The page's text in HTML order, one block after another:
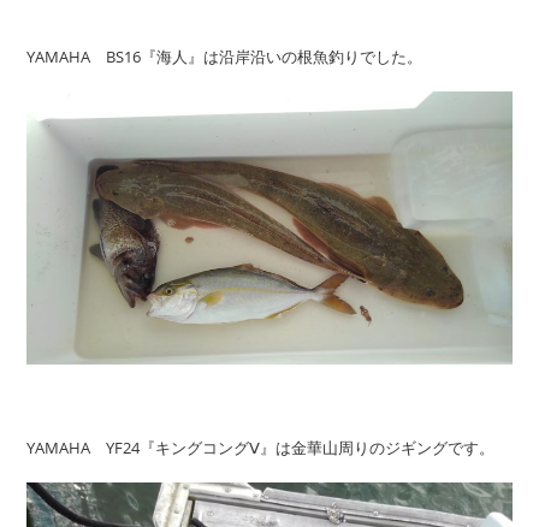
YAMAHA BS16『海人』は沿岸沿いの根魚釣りでした。
YAMAHA YF24『キングコングⅤ』は金華山周りのジギングです。